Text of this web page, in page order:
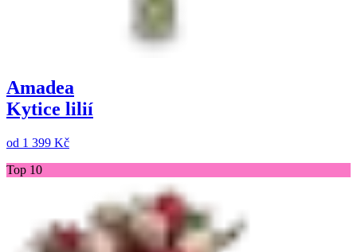
Amadea
Kytice lilií
od 1 399 Kč
Top 10